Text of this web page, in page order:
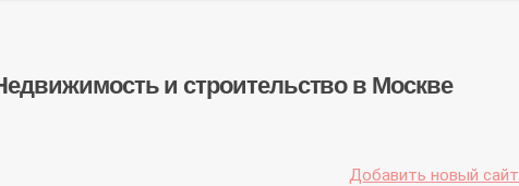
и строительство в Москве
Добавить новый сайт